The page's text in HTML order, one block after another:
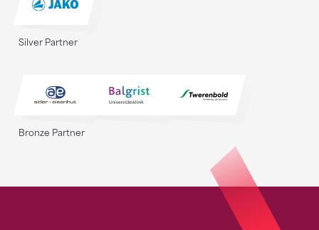
Silver Partner
Bronze Partner